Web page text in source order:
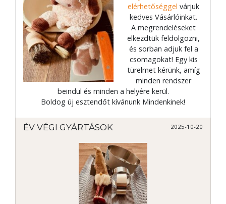
elérhetőséggel várjuk
kedves Vásárlóinkat.
A megrendeléseket
elkezdtük feldolgozni,
és sorban adjuk fel a
csomagokat! Egy kis
türelmet kérünk, amíg
minden rendszer
beindul és minden a helyére kerül.
Boldog új esztendőt kívánunk Mindenkinek!
ÉV VÉGI GYÁRTÁSOK 2025-10-20